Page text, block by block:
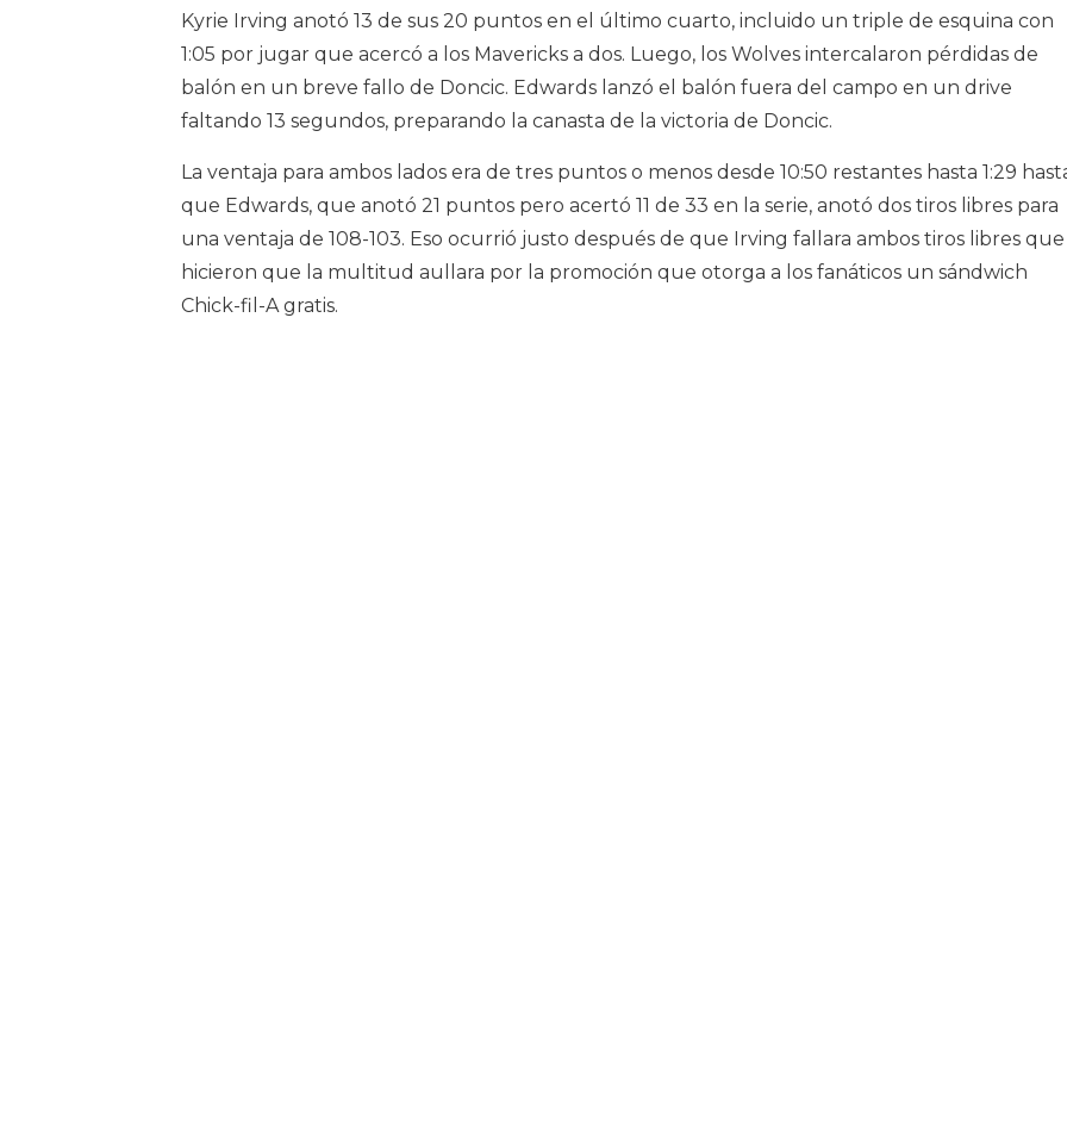
Kyrie Irving anotó 13 de sus 20 puntos en el último cuarto, incluido un triple de esquina con
1:05 por jugar que acercó a los Mavericks a dos. Luego, los Wolves intercalaron pérdidas de
balón en un breve fallo de Doncic. Edwards lanzó el balón fuera del campo en un drive
faltando 13 segundos, preparando la canasta de la victoria de Doncic.
La ventaja para ambos lados era de tres puntos o menos desde 10:50 restantes hasta 1:29
que Edwards, que anotó 21 puntos pero acertó 11 de 33 en la serie, anotó dos tiros libres para
una ventaja de 108-103. Eso ocurrió justo después de que Irving fallara ambos tiros libres que
hicieron que la multitud aullara por la promoción que otorga a los fanáticos un sándwich
Chick-fil-A gratis.